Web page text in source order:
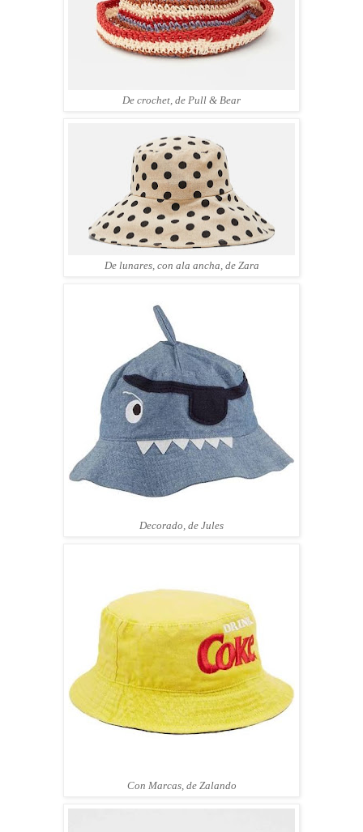
De crochet, de Pull & Bear
De lunares, con ala ancha, de Zara
Decorado, de Jules
Con Marcas, de Zalando